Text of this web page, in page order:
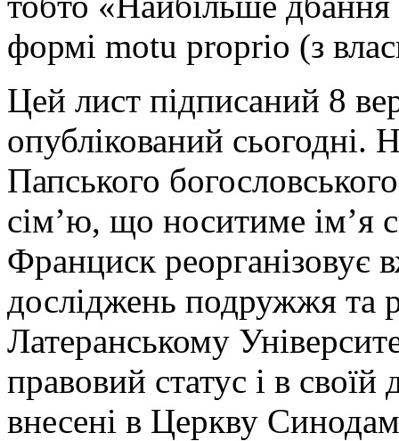
формі motu proprio (з
Цей лист підписаний 8
опублікований сьогодні.
Папського
сім’ю, що носитиме ім’я
Франциск реорганізовує
досліджень подружжя та
Латеранському
правовий статус і в своїй
внесені в Церкву